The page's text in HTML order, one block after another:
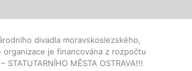
divadla moravskoslezského,
organizace je financována z rozpočtu
STATUTARNÍHO MĚSTA OSTRAVA!!!